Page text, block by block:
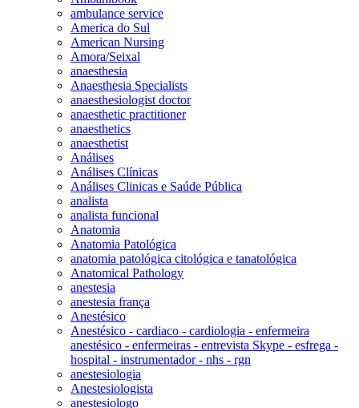
ambulance service
America do Sul
American Nursing
Amora/Seixal
anaesthesia
Anaesthesia Specialists
anaesthesiologist doctor
anaesthetic practitioner
anaesthetics
anaesthetist
Análises
Análises Clínicas
Análises Clinicas e Saúde Pública
analista
analista funcional
Anatomia
Anatomia Patológica
anatomia patológica citológica e tanatológica
Anatomical Pathology
anestesia
anestesia frança
Anestésico
Anestésico - cardiaco - cardiologia - enfermeira
anestésico - enfermeiras - entrevista Skype - esfrega -
hospital - instrumentador - nhs - rgn
anestesiologia
Anestesiologista
anestesiologo